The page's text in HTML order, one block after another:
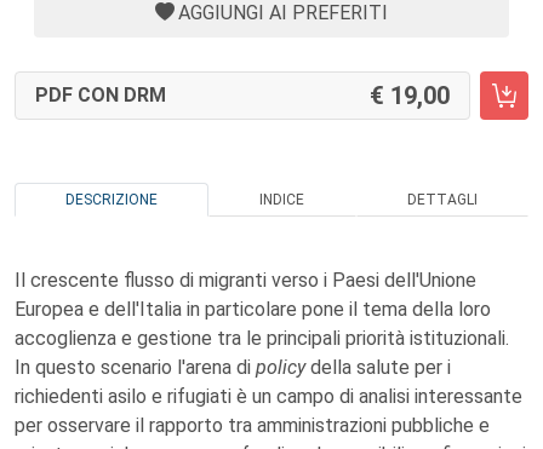
AGGIUNGI AI PREFERITI
PDF CON DRM 19,00
DESCRIZIONE INDICE DETTAGLI
Il crescente flusso di migranti verso i Paesi dell'Unione
Europea e dell'Italia in particolare pone il tema della loro
accoglienza e gestione tra le principali priorità istituzionali.
In questo scenario l'arena di policydella salute per i
richiedenti asilo e rifugiati è un campo di analisi interessante
per osservare il rapporto tra amministrazioni pubbliche e